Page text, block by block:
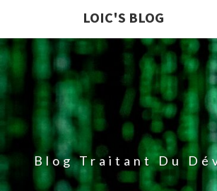
LOIC'S BLOG
Blog Traitant Du